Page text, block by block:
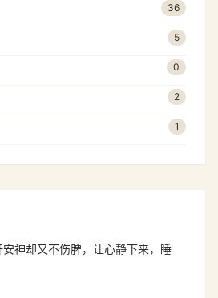
36
5
0
2
1
神却又不伤脾，让心静下来，睡